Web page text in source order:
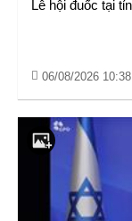
Lễ hội đuốc tại
06/08/2026 10:38